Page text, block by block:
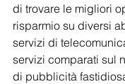
di trovare le migliori
risparmio su diversi
servizi di
servizi comparati sul
di pubblicità